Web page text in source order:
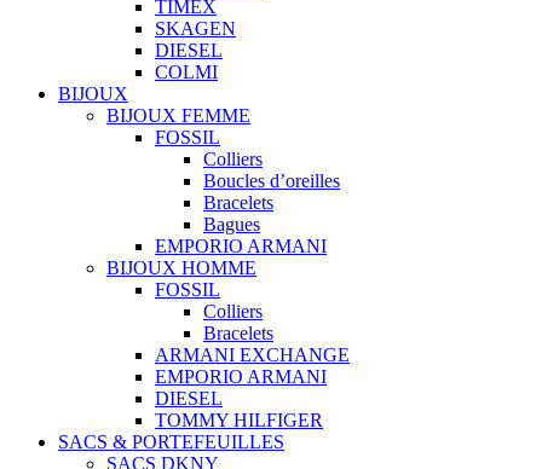
TIMEX
SKAGEN
DIESEL
COLMI
BIJOUX
BIJOUX FEMME
FOSSIL
Colliers
Boucles d’oreilles
Bracelets
Bagues
EMPORIO ARMANI
BIJOUX HOMME
FOSSIL
Colliers
Bracelets
ARMANI EXCHANGE
EMPORIO ARMANI
DIESEL
TOMMY HILFIGER
SACS & PORTEFEUILLES
SACS DKNY